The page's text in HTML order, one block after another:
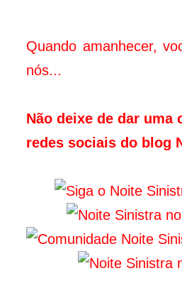
Quando amanhecer,
nós...
Não deixe de dar uma
redes sociais do blog